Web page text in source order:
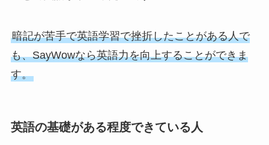
暗記が苦手で英語学習で挫折したことがある人で
も、SayWowなら英語力を向上することができま
す。
英語の基礎がある程度できている人